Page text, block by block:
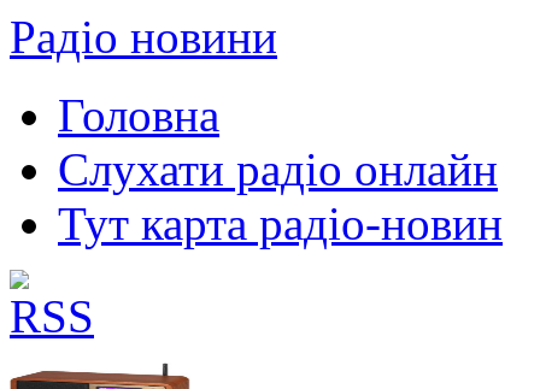
Радіо новини
Головна
Слухати радіо онлайн
Тут карта радіо-новин